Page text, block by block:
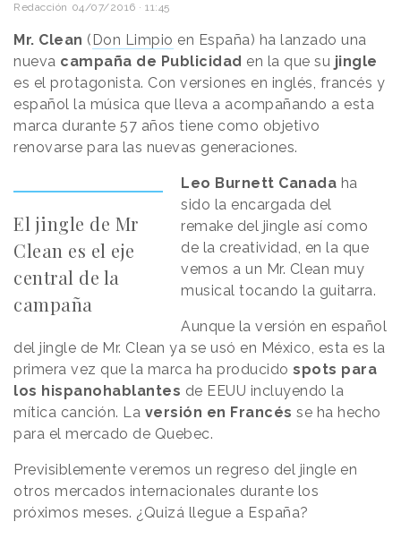
Redacción 04/07/2016 · 11:45
Mr. Clean ( Don Limpio en España) ha lanzado una
nueva campaña de Publicidad en la que su jingle
es el protagonista. Con versiones en inglés, francés y
español la música que lleva a acompañando a esta
marca durante 57 años tiene como objetivo
renovarse para las nuevas generaciones.
El jingle de Mr
Clean es el eje
central de la
campaña
Leo Burnett Canada ha
sido la encargada del
remake del jingle así como
de la creatividad, en la que
vemos a un Mr. Clean muy
musical tocando la guitarra.
Aunque la versión en español
del jingle de Mr. Clean ya se usó en México, esta es la
primera vez que la marca ha producido spots para
los hispanohablantes de EEUU incluyendo la
mítica canción. La versión en Francés se ha hecho
para el mercado de Quebec.
Previsiblemente veremos un regreso del jingle en
otros mercados internacionales durante los
próximos meses. ¿Quizá llegue a España?